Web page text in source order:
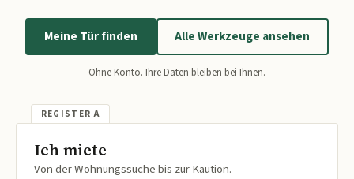
Meine Tür finden Alle Werkzeuge ansehen
Ohne Konto. Ihre Daten bleiben bei Ihnen.
Ich miete
Von der Wohnungssuche bis zur Kaution.